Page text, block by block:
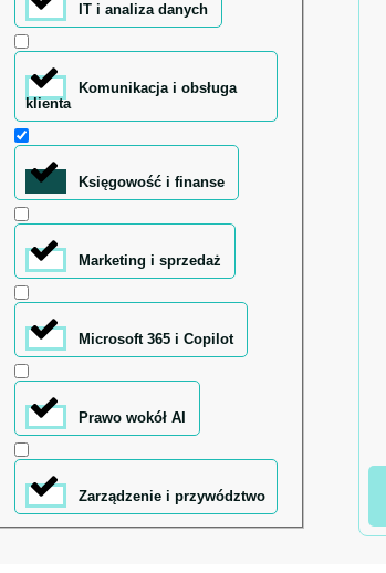
IT i analiza danych
Komunikacja i obsługa
klienta
Księgowość i finanse
Marketing i sprzedaż
Microsoft 365 i Copilot
Prawo wokół AI
Zarządzenie i przywództwo